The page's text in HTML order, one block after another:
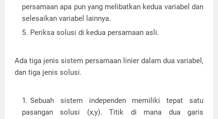
persamaan apa pun yang melibatkan kedua variabel dan
selesaikan variabel lainnya.
Periksa solusi di kedua persamaan asli.
Ada tiga jenis sistem persamaan linier dalam dua variabel,
dan tiga jenis solusi.
Sebuah sistem independen memiliki tepat satu
pasangan solusi (x,y). Titik di mana dua garis